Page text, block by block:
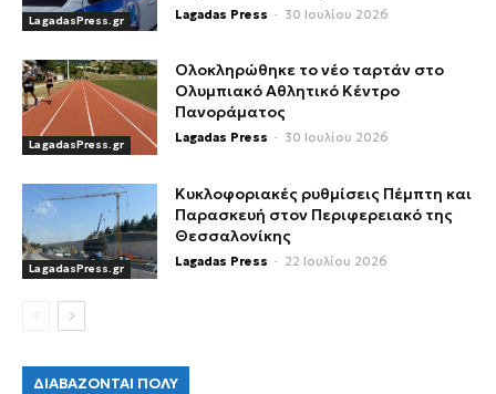
LagadasPress.gr Lagadas Press - 30 Ιουλίου 2026
LagadasPress.gr
Ολοκληρώθηκε το νέο ταρτάν στο
Ολυμπιακό Αθλητικό Κέντρο
Πανοράματος
Lagadas Press - 30 Ιουλίου 2026
LagadasPress.gr
Κυκλοφοριακές ρυθμίσεις Πέμπτη και
Παρασκευή στον Περιφερειακό της
Θεσσαλονίκης
Lagadas Press - 22 Ιουλίου 2026
ΔΙΑΒΑΖΟΝΤΑΙ ΠΟΛΥ